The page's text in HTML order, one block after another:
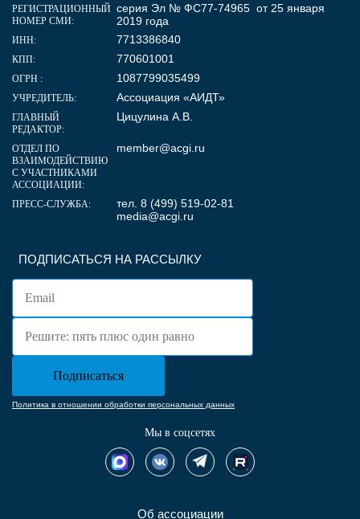
Об ассоциации
ПОДПИСАТЬСЯ НА РАССЫЛКУ
Политика в отношении обработки персональных данных
Мы в соцсетях
РЕГИСТРАЦИОННЫЙ
НОМЕР СМИ:
серия Эл № ФС77-74965 от 25 января
2019 года
ИНН: 7713386840
КПП: 770601001
ОГРН : 1087799035499
УЧРЕДИТЕЛЬ: Ассоциация «АИДТ»
ГЛАВНЫЙ
РЕДАКТОР:
Цицулина А.В.
ОТДЕЛ ПО
ВЗАИМОДЕЙСТВИЮ
С УЧАСТНИКАМИ
АССОЦИАЦИИ:
member@acgi.ru
ПРЕСС-СЛУЖБА:
тел. 8 (499) 519-02-81
media@acgi.ru